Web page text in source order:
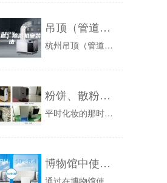
吊顶（管道）除湿机安装方法
杭州吊顶（管道）除湿机应该如何安装？现分享给客户吊顶（管道）除湿机应该如何安装。吊顶（管道）除湿机的安装应分为除湿机的安装，风管的连接安装和...
粉饼、散粉与眼影受潮怎么办？保存有秘诀。
平时化妆的那时候，想要妆效长久，就免不了粉饼和散粉的身影。粉饼作为化妆的利器，可以在油脂释放后有效吸收油脂，同时保持化妆表面干净整洁。而散粉...
博物馆中使用除湿机的重要性